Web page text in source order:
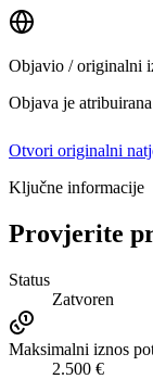
Objavio / originalni
Objava je
Otvori originalni
Ključne informacije
Provjerite
Status
Zatvoren
Maksimalni iznos
2.500 €